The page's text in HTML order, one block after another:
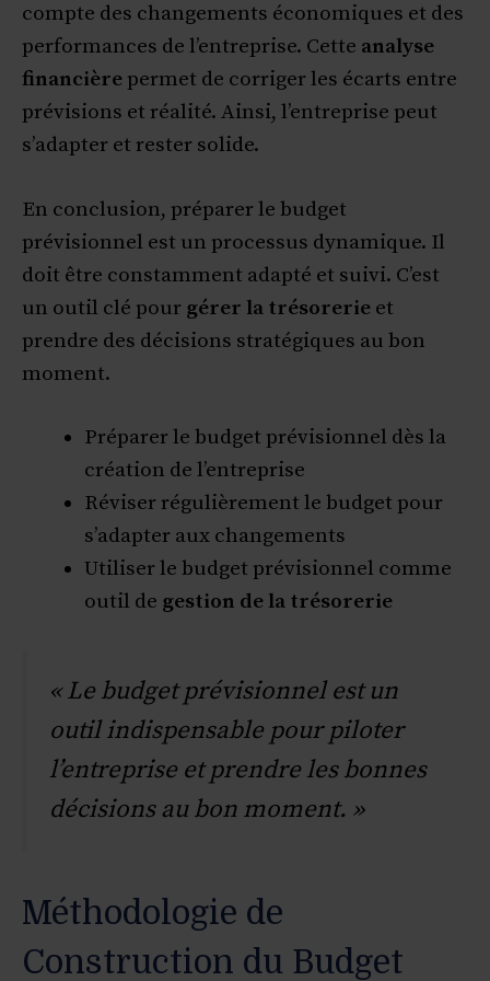
compte des changements économiques et des
performances de l’entreprise. Cette analyse
financière permet de corriger les écarts entre
prévisions et réalité. Ainsi, l’entreprise peut
s’adapter et rester solide.
En conclusion, préparer le budget
prévisionnel est un processus dynamique. Il
doit être constamment adapté et suivi. C’est
un outil clé pour gérer la trésorerie et
prendre des décisions stratégiques au bon
moment.
Préparer le budget prévisionnel dès la
création de l’entreprise
Réviser régulièrement le budget pour
s’adapter aux changements
Utiliser le budget prévisionnel comme
outil de gestion de la trésorerie
« Le budget prévisionnel est un
outil indispensable pour piloter
l’entreprise et prendre les bonnes
décisions au bon moment. »
Méthodologie de
Construction du Budget